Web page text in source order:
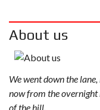
About us
We went down the
now from the overnight
of the hill.